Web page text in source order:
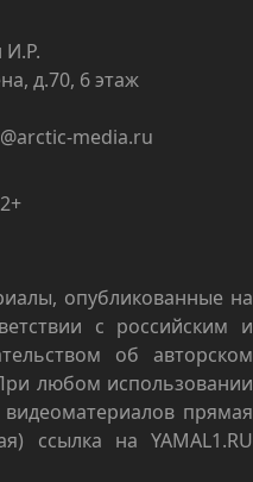
И.Р.
д.70, 6 этаж
media.ru
опубликованные на
с российским и
об авторском
любом использовании
прямая
ссылка на YAMAL1.RU